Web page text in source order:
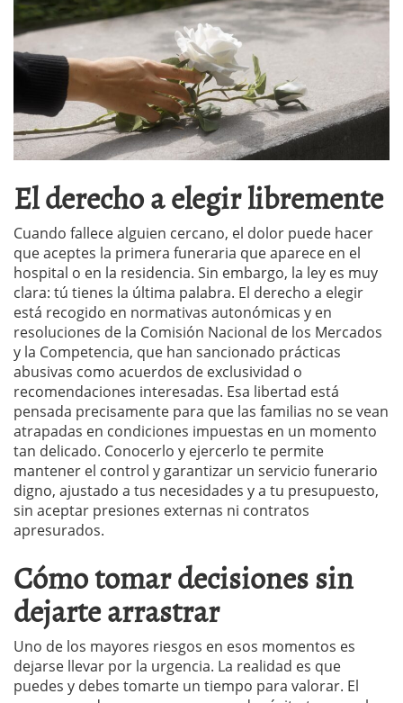
El derecho a elegir libremente
Cuando fallece alguien cercano, el dolor puede hacer
que aceptes la primera funeraria que aparece en el
hospital o en la residencia. Sin embargo, la ley es muy
clara: tú tienes la última palabra. El derecho a elegir
está recogido en normativas autonómicas y en
resoluciones de la Comisión Nacional de los Mercados
y la Competencia, que han sancionado prácticas
abusivas como acuerdos de exclusividad o
recomendaciones interesadas. Esa libertad está
pensada precisamente para que las familias no se vean
atrapadas en condiciones impuestas en un momento
tan delicado. Conocerlo y ejercerlo te permite
mantener el control y garantizar un servicio funerario
digno, ajustado a tus necesidades y a tu presupuesto,
sin aceptar presiones externas ni contratos
apresurados.
Cómo tomar decisiones sin
dejarte arrastrar
Uno de los mayores riesgos en esos momentos es
dejarse llevar por la urgencia. La realidad es que
puedes y debes tomarte un tiempo para valorar. El